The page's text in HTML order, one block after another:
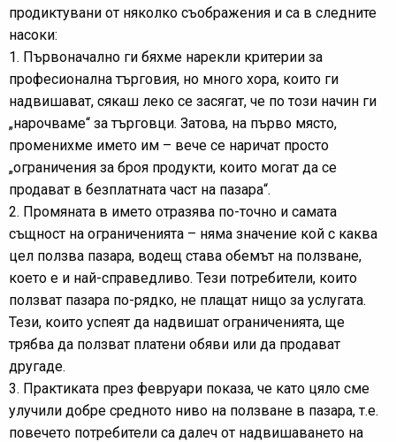
продиктувани от няколко съображения и са в следните
насоки:
1. Първоначално ги бяхме нарекли критерии за
професионална търговия, но много хора, които ги
надвишават, сякаш леко се засягат, че по този начин ги
„нарочваме“ за търговци. Затова, на първо място,
променихме името им – вече се наричат просто
„ограничения за броя продукти, които могат да се
продават в безплатната част на пазара“.
2. Промяната в името отразява по-точно и самата
същност на ограниченията – няма значение кой с каква
цел ползва пазара, водещ става обемът на ползване,
което е и най-справедливо. Тези потребители, които
ползват пазара по-рядко, не плащат нищо за услугата.
Тези, които успеят да надвишат ограниченията, ще
трябва да ползват платени обяви или да продават
другаде.
3. Практиката през февруари показа, че като цяло сме
улучили добре средното ниво на ползване в пазара, т.е.
повечето потребители са далеч от надвишаването на